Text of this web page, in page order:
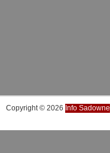
Copyright © 2026 Info Sadowne